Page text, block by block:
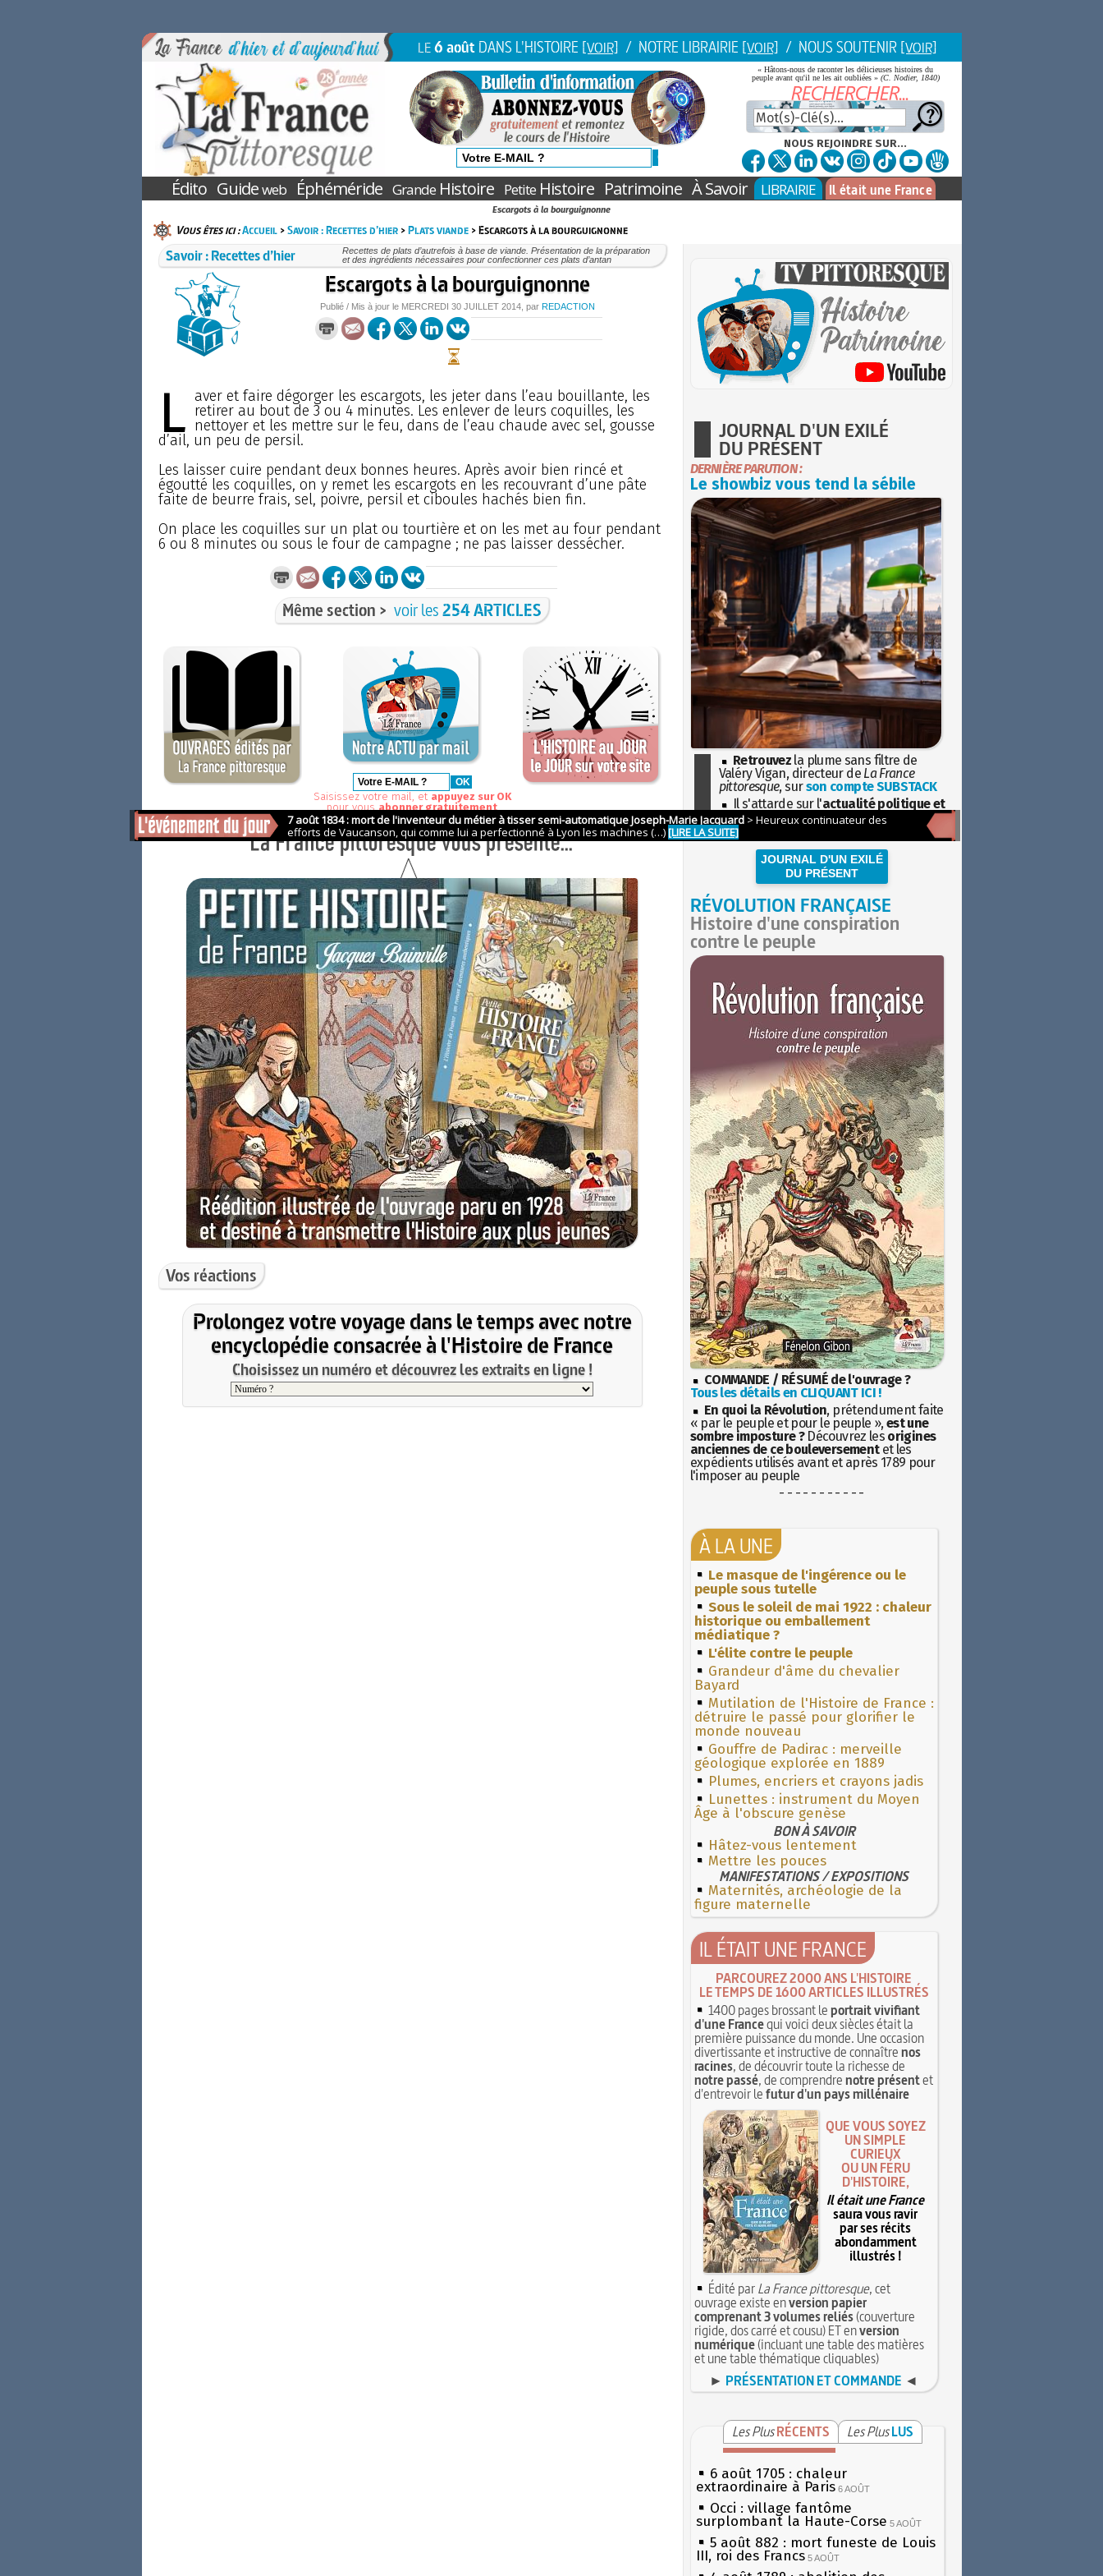
LE6 août DANS L'HISTOIRE [VOIR] / NOTRE LIBRAIRIE [VOIR] / NOUS SOUTENIR [VOIR]
« Hâtons-nous de raconter les délicieuses histoires du
peuple avant qu'il ne les ait oubliées » (C. Nodier, 1840)
NOUS REJOINDRE SUR...
Édito Guideweb Éphéméride GrandeHistoire PetiteHistoire Patrimoine À Savoir LIBRAIRIE Il était une France
Escargots à la bourguignonne
Vous êtes ici :Accueil>Savoir : Recettes d’hier>Plats viande> Escargots à la bourguignonne
Savoir : Recettes d’hier
Recettes de plats d’autrefois à base de viande. Présentation de la préparation
et des ingrédients nécessaires pour confectionner ces plats d’antan
Escargots à la bourguignonne
Publié / Mis à jour le MERCREDI 30 JUILLET 2014, par REDACTION
L aver et faire dégorger les escargots, les jeter dans l’eau bouillante, les
retirer au bout de 3 ou 4 minutes. Les enlever de leurs coquilles, les
nettoyer et les mettre sur le feu, dans de l’eau chaude avec sel, gousse
d’ail, un peu de persil.
Les laisser cuire pendant deux bonnes heures. Après avoir bien rincé et
égoutté les coquilles, on y remet les escargots en les recouvrant d’une pâte
faite de beurre frais, sel, poivre, persil et ciboules hachés bien fin.
On place les coquilles sur un plat ou tourtière et on les met au four pendant
6 ou 8 minutes ou sous le four de campagne ; ne pas laisser dessécher.
Même section > voir les254 ARTICLES
Saisissez votre mail, et appuyez sur OK
pour vous abonner gratuitement
Vos réactions
Prolongez votre voyage dans le temps avec notre
encyclopédie consacrée à l'Histoire de France
Choisissez un numéro et découvrez les extraits en ligne !
JOURNAL D'UN EXILÉ
DU PRÉSENT
DERNIÈRE PARUTION :
Le showbiz vous tend la sébile
Retrouvez la plume sans filtre de
Valéry Vigan, directeur de La France
pittoresque, surson compte SUBSTACK
Il s'attarde sur l'actualité politique et
sociétaleavec la hauteur de vue de
l'Histoire
JOURNAL D'UN EXILÉ
DU PRÉSENT
RÉVOLUTION FRANÇAISE
Histoire d'une conspiration
contre le peuple
COMMANDE / RÉSUMÉ de l'ouvrage ?
Tous les détails en CLIQUANT ICI !
En quoi la Révolution, prétendument faite
« par le peuple et pour le peuple », est une
sombre imposture ?Découvrez les origines
anciennes de ce bouleversementet les
expédients utilisés avant et après 1789 pour
l'imposer au peuple
- - - - - - - - - - -
À LA UNE
Le masque de l'ingérence ou le
peuple sous tutelle
Sous le soleil de mai 1922 : chaleur
historique ou emballement
médiatique ?
L'élite contre le peuple
Grandeur d'âme du chevalier
Bayard
Mutilation de l'Histoire de France :
détruire le passé pour glorifier le
monde nouveau
Gouffre de Padirac : merveille
géologique explorée en 1889
Plumes, encriers et crayons jadis
Lunettes : instrument du Moyen
Âge à l'obscure genèse
BON À SAVOIR
Hâtez-vous lentement
Mettre les pouces
MANIFESTATIONS / EXPOSITIONS
Maternités, archéologie de la
figure maternelle
IL ÉTAIT UNE FRANCE
PARCOUREZ 2000 ANS L'HISTOIRE
LE TEMPS DE 1600 ARTICLES ILLUSTRÉS
1400 pages brossant leportrait vivifiant
d'une Francequi voici deux siècles était la
première puissance du monde. Une occasion
divertissante et instructive de connaîtrenos
racines, de découvrir toute la richesse de
notre passé, de comprendrenotre présentet
d'entrevoir lefutur d'un pays millénaire
QUE VOUS SOYEZ
UN SIMPLE
CURIEUX
OU UN FÉRU
D'HISTOIRE,
Il était une France
saura vous ravir
par ses récits
abondamment
illustrés !
Édité parLa France pittoresque, cet
ouvrage existe enversion papier
comprenant 3 volumes reliés(couverture
rigide, dos carré et cousu) ET enversion
numérique(incluant une table des matières
et une table thématique cliquables)
► PRÉSENTATION ET COMMANDE ◄
Les Plus RÉCENTS Les Plus LUS
6 août 1705 : chaleur
extraordinaire à Paris 6 AOÛT
Occi : village fantôme
surplombant la Haute-Corse 5 AOÛT
5 août 882 : mort funeste de Louis
III, roi des Francs 5 AOÛT